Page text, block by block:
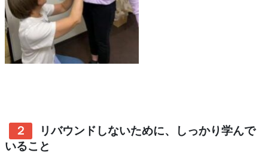
２
リバウンドしないために、しっかり学んで
いること